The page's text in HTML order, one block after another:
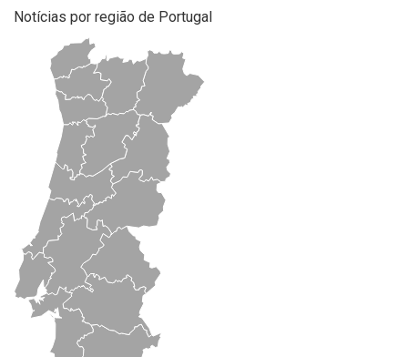
Notícias por região de Portugal